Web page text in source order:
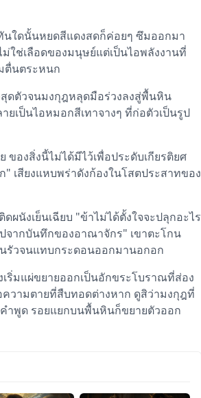
ใดนั้นหยดสีแดงสดก็ค่อยๆ ซึมออกมา
ใช่เลือดของมนุษย์แต่เป็นไอพลังงานที่
ตื่นตระหนก
สุดตัวจนมงกุฎหลุดมือร่วงลงสู่พื้นหิน
ยเป็นไอหมอกสีเทาจางๆ ที่ก่อตัวเป็นรูป
องสิ่งนี้ไม่ได้มีไว้เพื่อประดับเกียรติยศ
เสียงแหบพร่าดังก้องในโสตประสาทของ
ผนังเย็นเฉียบ "ข้าไม่ได้ตั้งใจจะปลุกอะไร
จากบันทึกของอาณาจักร" เขาตะโกน
รัวจนแทบกระดอนออกมานอกอก
ริ่มแผ่ขยายออกเป็นอักขระโบราณที่ส่อง
ความตายที่สืบทอดต่างหาก ดูสิว่ามงกุฎที่
ำพูด รอยแยกบนพื้นหินก็ขยายตัวออก